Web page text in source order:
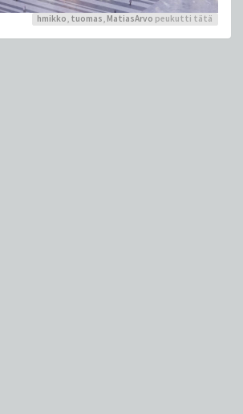
hmikko, tuomas, MatiasArvo peukutti tätä